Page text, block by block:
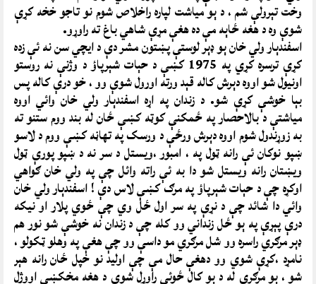
وخت تېرولې شم ، د ېو مياشت لپاره راخلاص شوم نو تاجو خخه کړې
شوې وه د هغه ځاېه مې ده هغې مړې شاهي باغ ته راوړو.
اسفندېار ولي خان ېو ډېر لوستې پښتون مشر دې د ايچي سن نه ئې زده
کړې ترسره کړي په 1975 کښې د حېات شېرپاؤ د وژنې نه روستو
اونيول شو اووه دېرش کاله قېد ورته اورول شوې وو ، خو درې کاله پس
بېا خوشې کړې شو. د ‌زندان په اړه اسفندېار ولي خان وائي اووه
میاشتې د بالاحصار په ځمکنې کوټه کښې ځان له بند ووم ستنو ته
به زوړندول شوم اووه دېرش ورځې د ورسک په تهاڼه کښې ووم د لاسو
ښپو نوکان ئې رانه ټول په ، امبور ،ويستل د سر نه د ښپو پورې ټول
ويښتان رانه ويستل شو دا به ئې راته وائل چې په ولي خان ګواهي
اوکړه چې د حېات شېرپاؤ په مرګ کښې لاس دې ! اسفندېار ولي خان
وائي دا شائد چې د نړې په سر اول ځل وي چې ځوي پلار او نيکه
درې پېړې په ېو ځل زنداني وو کله چې د زندان نه خوشې شو نور هم
ډېر مرګري راسره وو شل مرګري مو داسې وو چې هغې په وهلو ټکولو ،
نامړد ،کړې شوي وو دهغې حال مې چې اوليد نو خپل ځان رانه هېر
شو ، ېو مرګري له د ېو کال ځوئي راوړل شوې د هغه مخکښې اووژل